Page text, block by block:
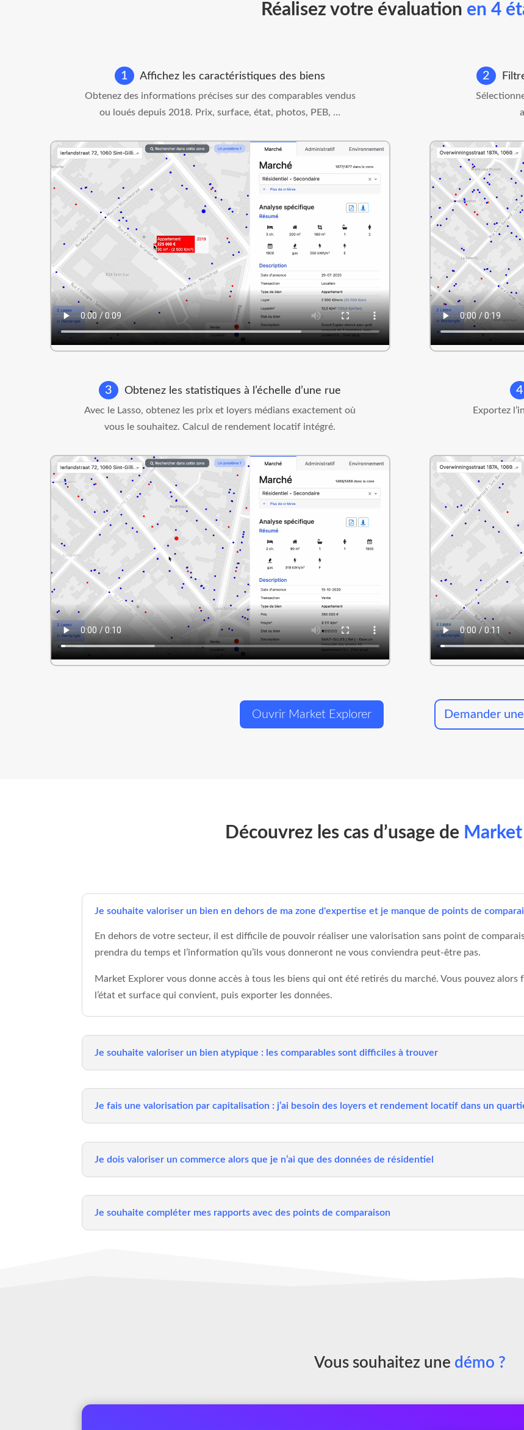
Réalisez votre évaluation en 4
1 Affichez les caractéristiques des biens
Obtenez des informations précises sur des comparables vendus
ou loués depuis 2018. Prix, surface, état, photos, PEB, …
2
3 Obtenez les statistiques à l’échelle d’une rue
Avec le Lasso, obtenez les prix et loyers médians exactement où
vous le souhaitez. Calcul de rendement locatif intégré.
4
Exportez
Ouvrir Market Explorer Demander
Découvrez les cas d’usage de
Je souhaite valoriser un bien en dehors de ma zone d'expertise et je manque de points de
En dehors de votre secteur, il est difficile de pouvoir réaliser une valorisation sans point de
prendra du temps et l’information qu’ils vous donneront ne vous conviendra peut-être pas.
Market Explorer vous donne accès à tous les biens qui ont été retirés du marché. Vous pouvez
l’état et surface qui convient, puis exporter les données.
Je souhaite valoriser un bien atypique : les comparables sont difficiles à trouver
Je fais une valorisation par capitalisation : j’ai besoin des loyers et rendement locatif dans un
Je dois valoriser un commerce alors que je n’ai que des données de résidentiel
Je souhaite compléter mes rapports avec des points de comparaison
Vous souhaitez une démo ?